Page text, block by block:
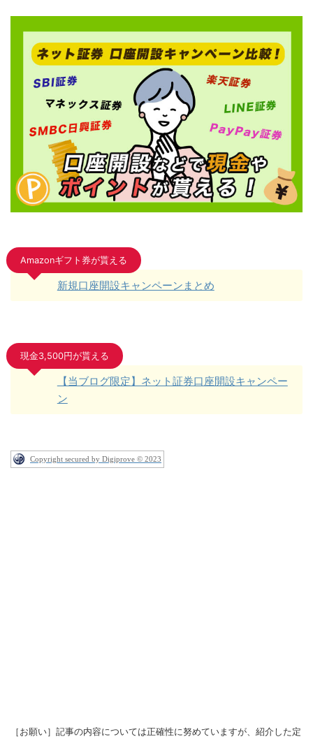
Amazonギフト券が貰える
新規口座開設キャンペーンまとめ
現金3,500円が貰える
【当ブログ限定】ネット証券口座開設キャンペー
ン
Copyright secured by Digiprove © 2023
［お願い］記事の内容については正確性に努めていますが、紹介した定